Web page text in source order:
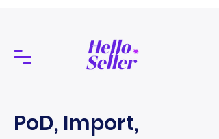
PoD, Import,